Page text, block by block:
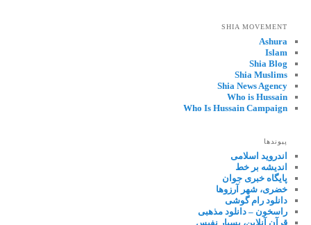
SHIA MOVEMENT
Ashura
Islam
Shia Blog
Shia Muslims
Shia News Agency
Who is Hussain
Who Is Hussain Campaign
پیوندها
اندروید اسلامی
اندیشه بر خط
پایگاه خبری جوان
خضری، شهر آرزوها
دانلود رام گوشی
راسخون – دانلود مذهبی
قرآن آنلاین، بسیار نفیس